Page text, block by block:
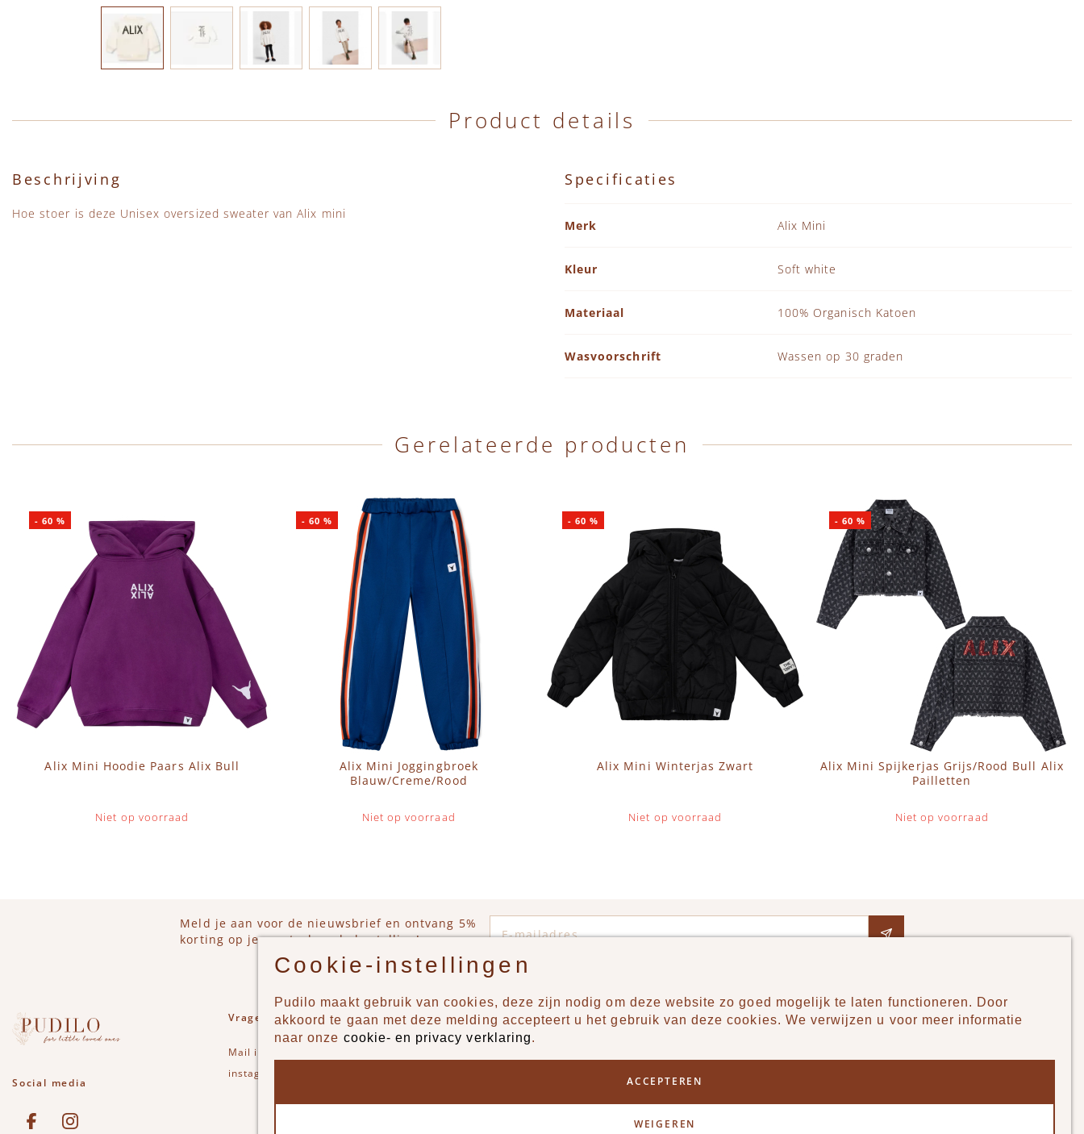
Product details
Beschrijving
Hoe stoer is deze Unisex oversized sweater van Alix mini
Specificaties
Merk
Alix Mini
Kleur Soft white
Materiaal 100% Organisch Katoen
Wasvoorschrift Wassen op 30 graden
Gerelateerde producten
Alix Mini Hoodie Paars Alix Bull
Niet op voorraad
-60 %
Alix Mini Joggingbroek
Blauw/Creme/Rood
Niet op voorraad
- 60 %
Alix Mini Winterjas Zwart
Niet op voorraad
-60 %
Alix Mini Spijkerjas Grijs/Rood Bull Alix
Pailletten
Niet op voorraad
- 60 %
Meld je aan voor de nieuwsbrief en ontvang 5%
korting op je eerstvolgende bestelling!
Social media
See our FacebookBekijk onze Instagram pagina
Vragen of opmerkingen?
Mail info@pudilo.nl
instagram
Producten Pudilo
Cookie-instellingen
Pudilo maakt gebruik van cookies, deze zijn nodig om deze website zo goed mogelijk te laten functioneren. Door
akkoord te gaan met deze melding accepteert u het gebruik van deze cookies. We verwijzen u voor meer informatie
naar onze cookie- en privacy verklaring.
ACCEPTEREN
WEIGEREN